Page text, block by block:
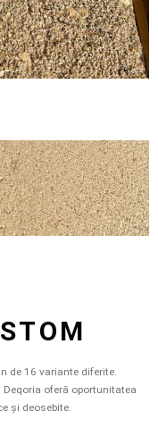
de 16 variante diferite.
oferă oportunitatea
și deosebite.